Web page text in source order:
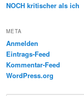
NOCH kritischer als ich
META
Anmelden
Eintrags-Feed
Kommentar-Feed
WordPress.org